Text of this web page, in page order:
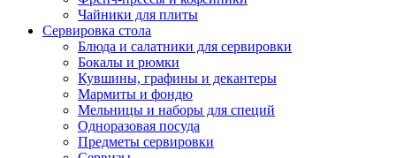
Чайники для плиты
Сервировка стола
Блюда и салатники для сервировки
Бокалы и рюмки
Кувшины, графины и декантеры
Мармиты и фондю
Мельницы и наборы для специй
Одноразовая посуда
Предметы сервировки